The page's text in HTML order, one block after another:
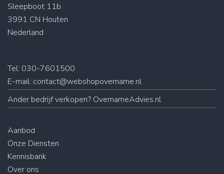
Sleepboot 11b
3991 CN Houten
Nederland
Tel: 030-7601500
E-mail: contact@webshopovername.nl
Ander bedrijf verkopen? OvernameAdvies.nl
Aanbod
Onze Diensten
Kennisbank
Over ons